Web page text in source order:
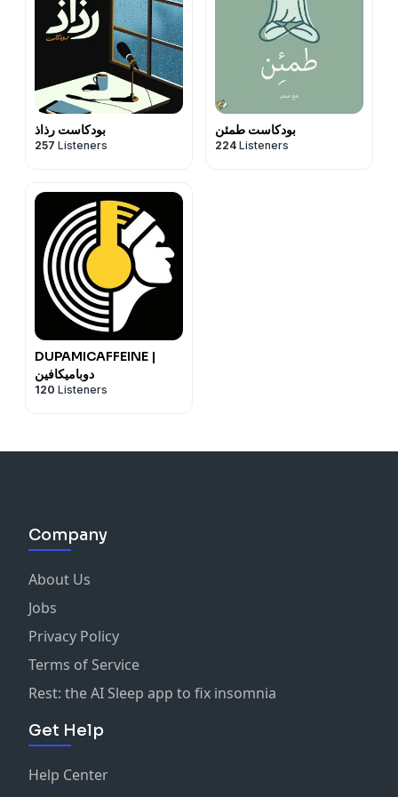
بودكاست رذاذ
257 Listeners
بودكاست طمئن
224 Listeners
DUPAMICAFFEINE |
دوباميكافين
120 Listeners
Company
About Us
Jobs
Privacy Policy
Terms of Service
Rest: the AI Sleep app to fix insomnia
Get Help
Help Center